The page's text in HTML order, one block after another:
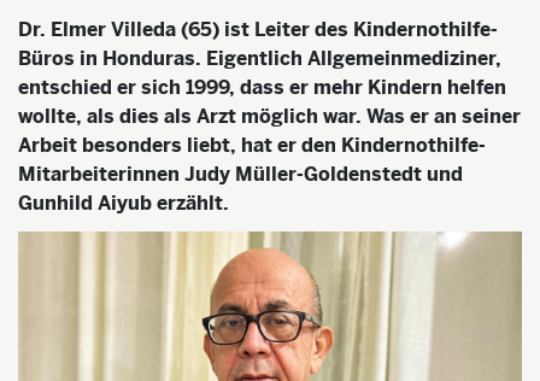
Dr. Elmer Villeda (65) ist Leiter des Kindernothilfe-
Büros in Honduras. Eigentlich Allgemeinmediziner,
entschied er sich 1999, dass er mehr Kindern helfen
wollte, als dies als Arzt möglich war. Was er an seiner
Arbeit besonders liebt, hat er den Kindernothilfe-
Mitarbeiterinnen Judy Müller-Goldenstedt und
Gunhild Aiyub erzählt.